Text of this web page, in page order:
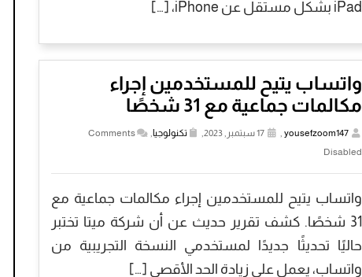
iPad بشكل مستقل عن iPhone، […]
واتساب يتيح للمستخدمين إجراء
مكالمات جماعية مع 31 شخصًا
yousefzoom147
, 17 سبتمبر, 2023, تكنولوجيا,
Comments
Disabled
واتساب يتيح للمستخدمين إجراء مكالمات جماعية مع
31 شخصًا. كشف تقرير حديث عن أن شركة ميتا تختبر
حاليًا تحديثًا جديدًا لمستخدمي النسخة التجريبية من
واتساب، يعمل على زيادة الحد الأقصى […]